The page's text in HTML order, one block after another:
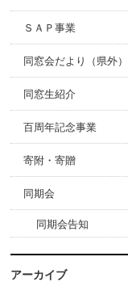
ＳＡＰ事業
同窓会だより（県外）
同窓生紹介
百周年記念事業
寄附・寄贈
同期会
同期会告知
アーカイブ